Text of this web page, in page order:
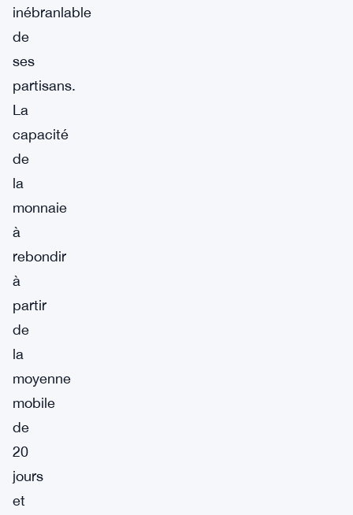
inébranlable
de
ses
partisans.
La
capacité
de
la
monnaie
à
rebondir
à
partir
de
la
moyenne
mobile
de
20
jours
et